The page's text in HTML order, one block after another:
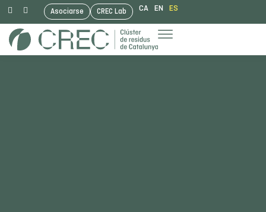
Saltar
al
Asociarse CREC Lab CA EN ES